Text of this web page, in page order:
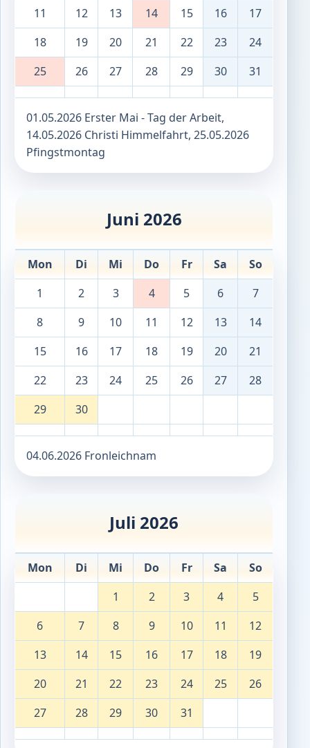
11
12 13 14 15 16
17
18
19 20 21 22 23
24
25
26 27 28 29 30 31
01.05.2026 Erster Mai - Tag der Arbeit,
14.05.2026 Christi Himmelfahrt, 25.05.2026
Pfingstmontag
Juni 2026
Mon Di Mi Do Fr Sa
So
1
2 3 4 5 6
7
8
9 10 11 12 13
14
15
16 17 18 19 20
21
22
23 24 25 26 27
28
29
30
04.06.2026 Fronleichnam
Juli 2026
Mon Di Mi Do Fr Sa
So
1
2 3 4
5
6
7 8 9 10 11
12
13
14 15 16 17 18
19
20
21 22 23 24 25
26
27
28 29 30 31